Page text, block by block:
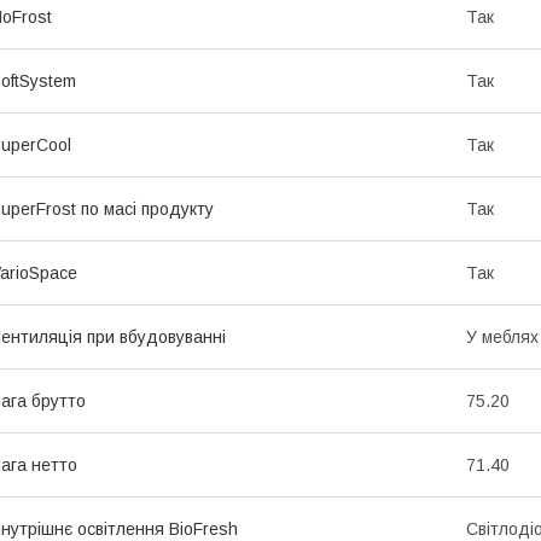
Так
Так
Так
по масі продукту Так
Так
при вбудовуванні У меблях
брутто 75.20
нетто 71.40
освітлення BioFresh